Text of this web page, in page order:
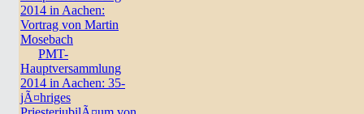
2014 in Aachen:
Vortrag von Martin
Mosebach
PMT-
Hauptversammlung
2014 in Aachen: 35-
jÃ¤hriges